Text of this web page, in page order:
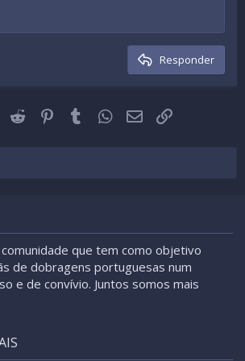
Trebuchet MS
Desindentada
Texto justificado
Cabeçalho 2
Cabeçalho 3Responder
Twitter Reddit Pinterest
Tumblr WhatsApp
Email
que tem como objetivo
de dobragens portuguesas num
e de convívio. Juntos somos mais